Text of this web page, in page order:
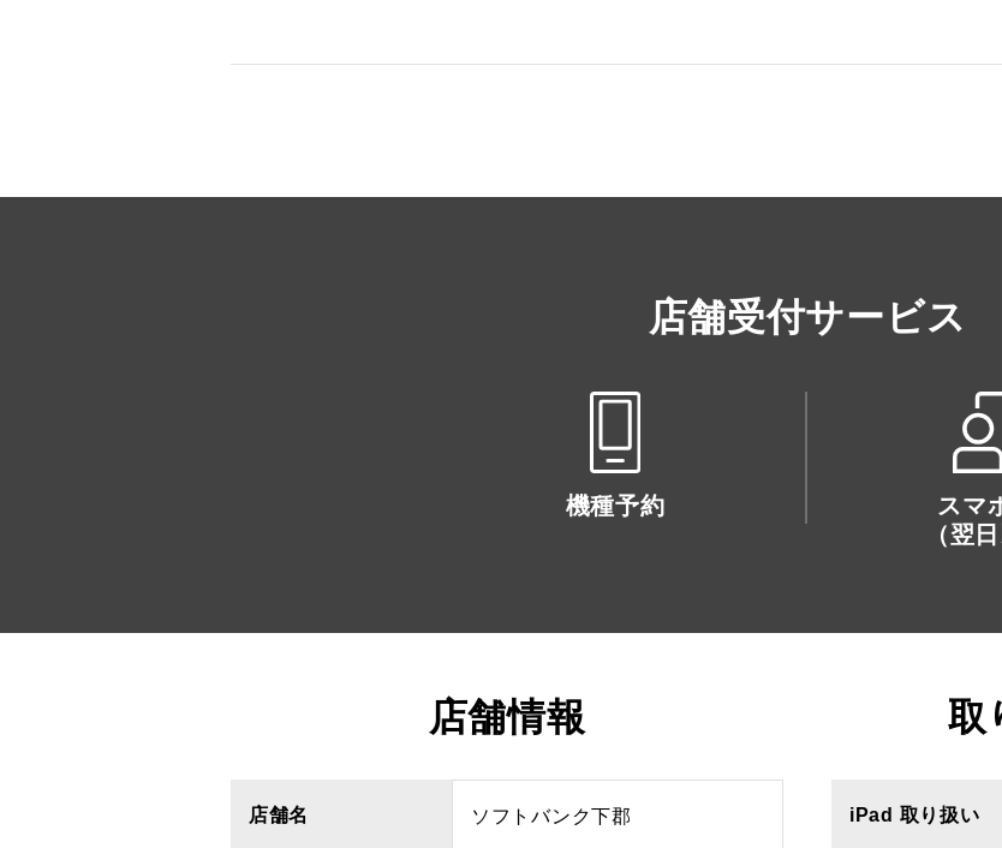
店舗受付サービス
機種予約
スマ
（翌
店舗情報
店舗名 ソフトバンク下郡
取
iPad 取り扱い